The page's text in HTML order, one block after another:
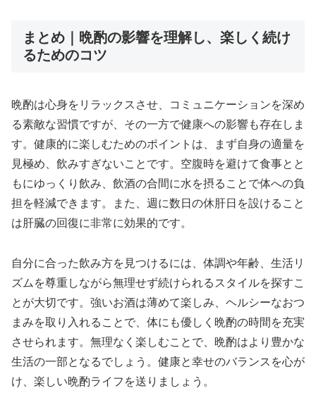
まとめ｜晩酌の影響を理解し、楽しく続け
るためのコツ
晩酌は心身をリラックスさせ、コミュニケーションを深め
る素敵な習慣ですが、その一方で健康への影響も存在しま
す。健康的に楽しむためのポイントは、まず自身の適量を
見極め、飲みすぎないことです。空腹時を避けて食事とと
もにゆっくり飲み、飲酒の合間に水を摂ることで体への負
担を軽減できます。また、週に数日の休肝日を設けること
は肝臓の回復に非常に効果的です。
自分に合った飲み方を見つけるには、体調や年齢、生活リ
ズムを尊重しながら無理せず続けられるスタイルを探すこ
とが大切です。強いお酒は薄めて楽しみ、ヘルシーなおつ
まみを取り入れることで、体にも優しく晩酌の時間を充実
させられます。無理なく楽しむことで、晩酌はより豊かな
生活の一部となるでしょう。健康と幸せのバランスを心が
け、楽しい晩酌ライフを送りましょう。